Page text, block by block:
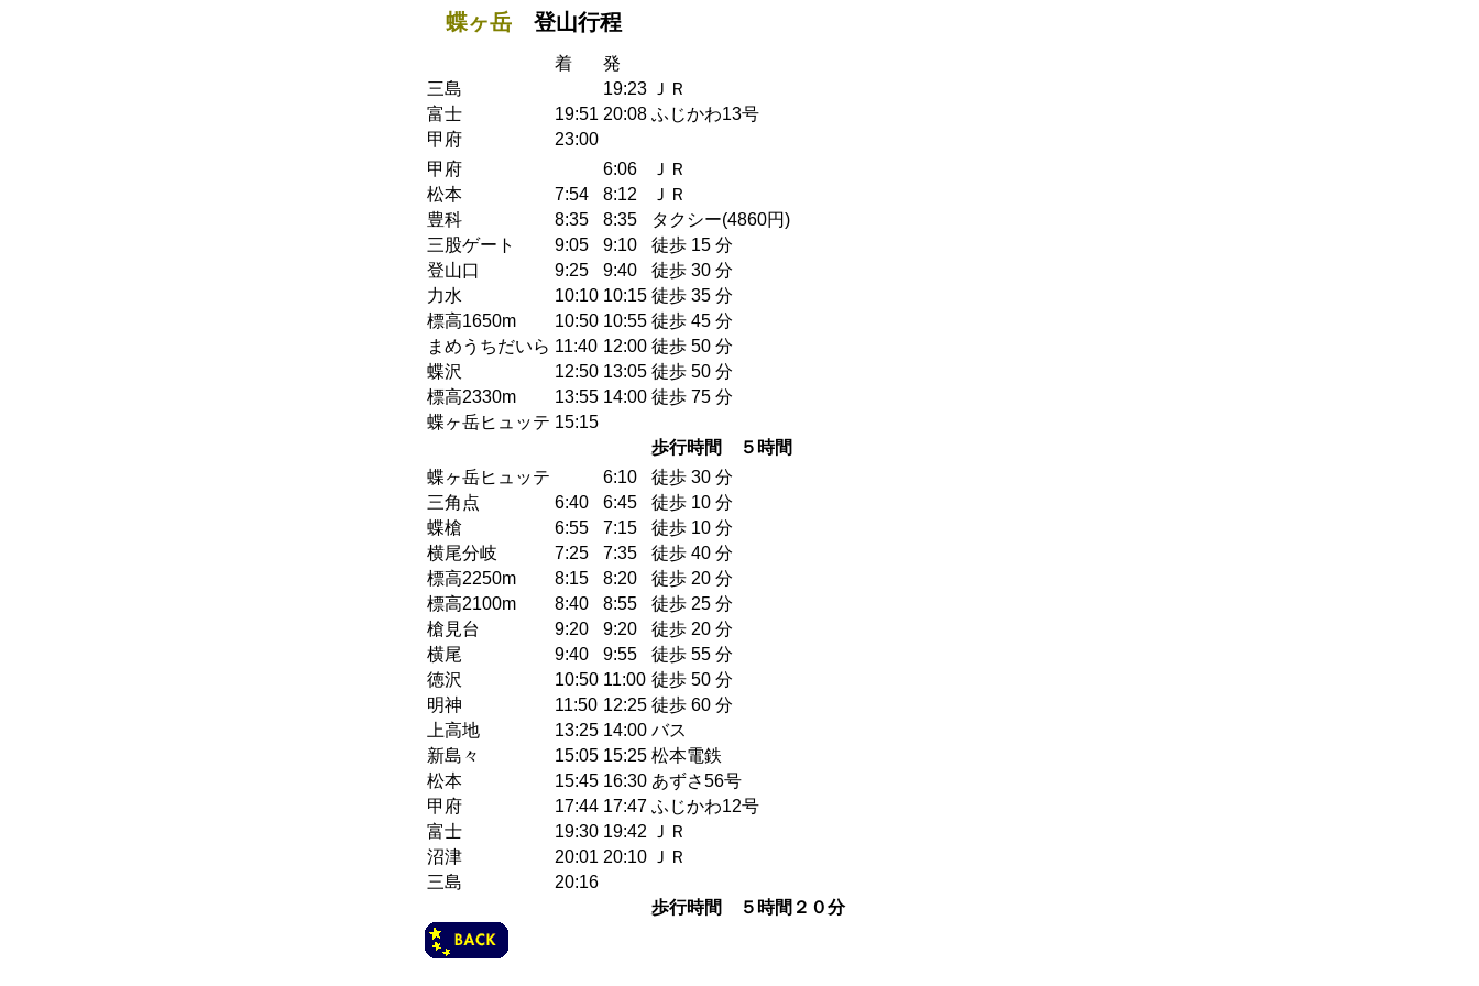
蝶ヶ岳登山行程
着
発
三島
19:23
ＪＲ
富士
19:51 20:08 ふじかわ13号
甲府
23:00
甲府
6:06
ＪＲ
松本
7:54 8:12
ＪＲ
豊科
8:35 8:35
タクシー(4860円)
三股ゲート
9:05 9:10
徒歩 15 分
登山口
9:25 9:40
徒歩 30 分
力水
10:10 10:15 徒歩 35 分
標高1650m
10:50 10:55 徒歩 45 分
まめうちだいら 11:40 12:00 徒歩 50 分
蝶沢
12:50 13:05 徒歩 50 分
標高2330m
13:55 14:00 徒歩 75 分
蝶ヶ岳ヒュッテ 15:15
歩行時間 ５時間
蝶ヶ岳ヒュッテ
6:10
徒歩 30 分
三角点
6:40 6:45
徒歩 10 分
蝶槍
6:55 7:15
徒歩 10 分
横尾分岐
7:25 7:35
徒歩 40 分
標高2250m
8:15 8:20
徒歩 20 分
標高2100m
8:40 8:55
徒歩 25 分
槍見台
9:20 9:20
徒歩 20 分
横尾
9:40 9:55
徒歩 55 分
徳沢
10:50 11:00 徒歩 50 分
明神
11:50 12:25 徒歩 60 分
上高地
13:25 14:00 バス
新島々
15:05 15:25 松本電鉄
松本
15:45 16:30 あずさ56号
甲府
17:44 17:47 ふじかわ12号
富士
19:30 19:42
ＪＲ
沼津
20:01 20:10
ＪＲ
三島
20:16
歩行時間 ５時間２０分